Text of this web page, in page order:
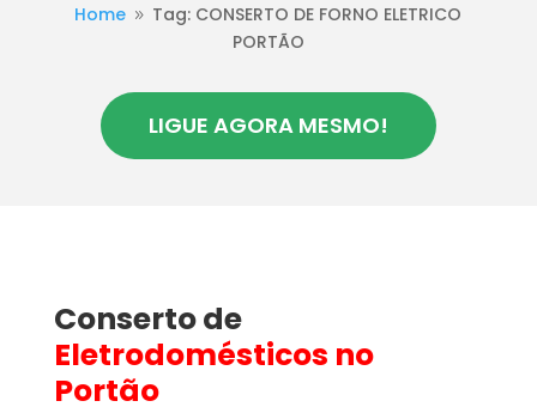
Home 9 Tag: CONSERTO DE FORNO ELETRICO
PORTÃO
LIGUE AGORA MESMO!
Conserto de
Eletrodomésticos no
Portão